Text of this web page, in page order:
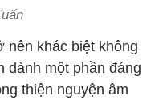
nên khác biệt không
dành một phần đáng
thiện nguyện âm